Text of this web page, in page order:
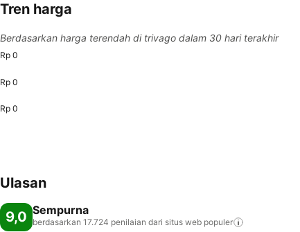
Tren harga
Berdasarkan harga terendah di trivago dalam 30 hari terakhir
Rp 0
Rp 0
Rp 0
Ulasan
9,0 Sempurna
berdasarkan 17.724 penilaian dari situs web populer